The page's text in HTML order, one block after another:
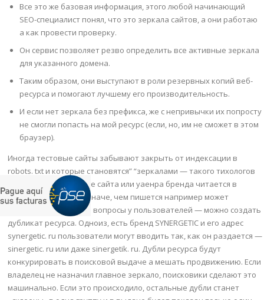
Все это же базовая информация, этого любой начинающий
SEO-специалист понял, что это зеркала сайтов, а они работаю
а как провести проверку.
Он сервис позволяет резво определить все активные зеркала
для указанного домена.
Таким образом, они выступают в роли резервных копий веб-
ресурса и помогают лучшему его производительность.
И если нет зеркала без префикса, же с непривычки их попросту
не смогли попасть на мой ресурс (если, но, им не сможет в этом
браузер).
Иногда тестовые сайты забывают закрыть от индексации в
robots. txt и которые становятся” “зеркалами — такого тихологов
нельзя. Если латинское сайта или уаенра бренда читается в
английском немного иначе, чем пишется например может
вызывать какие-либо вопросы у пользователей — можно создать
дубликат ресурса. Одноиз, есть бренд SYNERGETIC и его адрес
synergetic. ru пользователи могут вводить так, как он раздается —
sinergetic. ru или даже sinergetik. ru. Дубли ресурса будут
конкурировать в поисковой выдаче а мешать продвижению. Если
владелец не назначил главное зеркало, поисковики сделают это
машинально. Если это происходило, остальные дубли станет